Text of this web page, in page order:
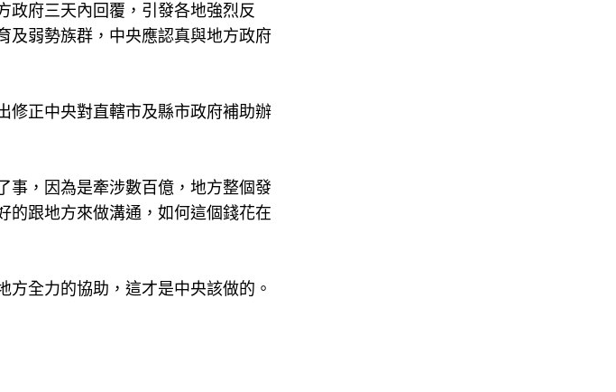
政府三天內回覆，引發各地強烈反
及弱勢族群，中央應認真與地方政府
修正中央對直轄市及縣市政府補助辦
事，因為是牽涉數百億，地方整個發
的跟地方來做溝通，如何這個錢花在
全力的協助，這才是中央該做的。